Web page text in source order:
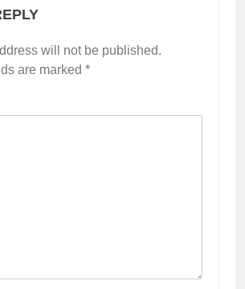
will not be published.
are marked *